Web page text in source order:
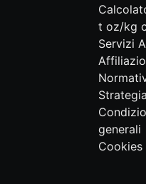
t oz/kg
Servizi
generali
Cookies